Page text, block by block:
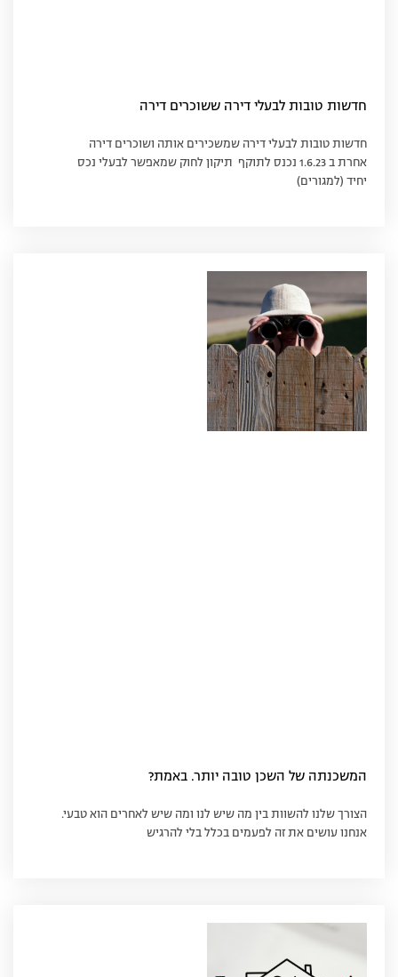
חדשות טובות לבעלי דירה ששוכרים דירה
חדשות טובות לבעלי דירה שמשכירים אותה ושוכרים דירה
אחרת ב 1.6.23 נכנס לתוקף תיקון לחוק שמאפשר לבעלי נכס
יחיד (למגורים)
המשכנתה של השכן טובה יותר. באמת?
הצורך שלנו להשוות בין מה שיש לנו ומה שיש לאחרים הוא טבעי.
אנחנו עושים את זה לפעמים בכלל בלי להרגיש